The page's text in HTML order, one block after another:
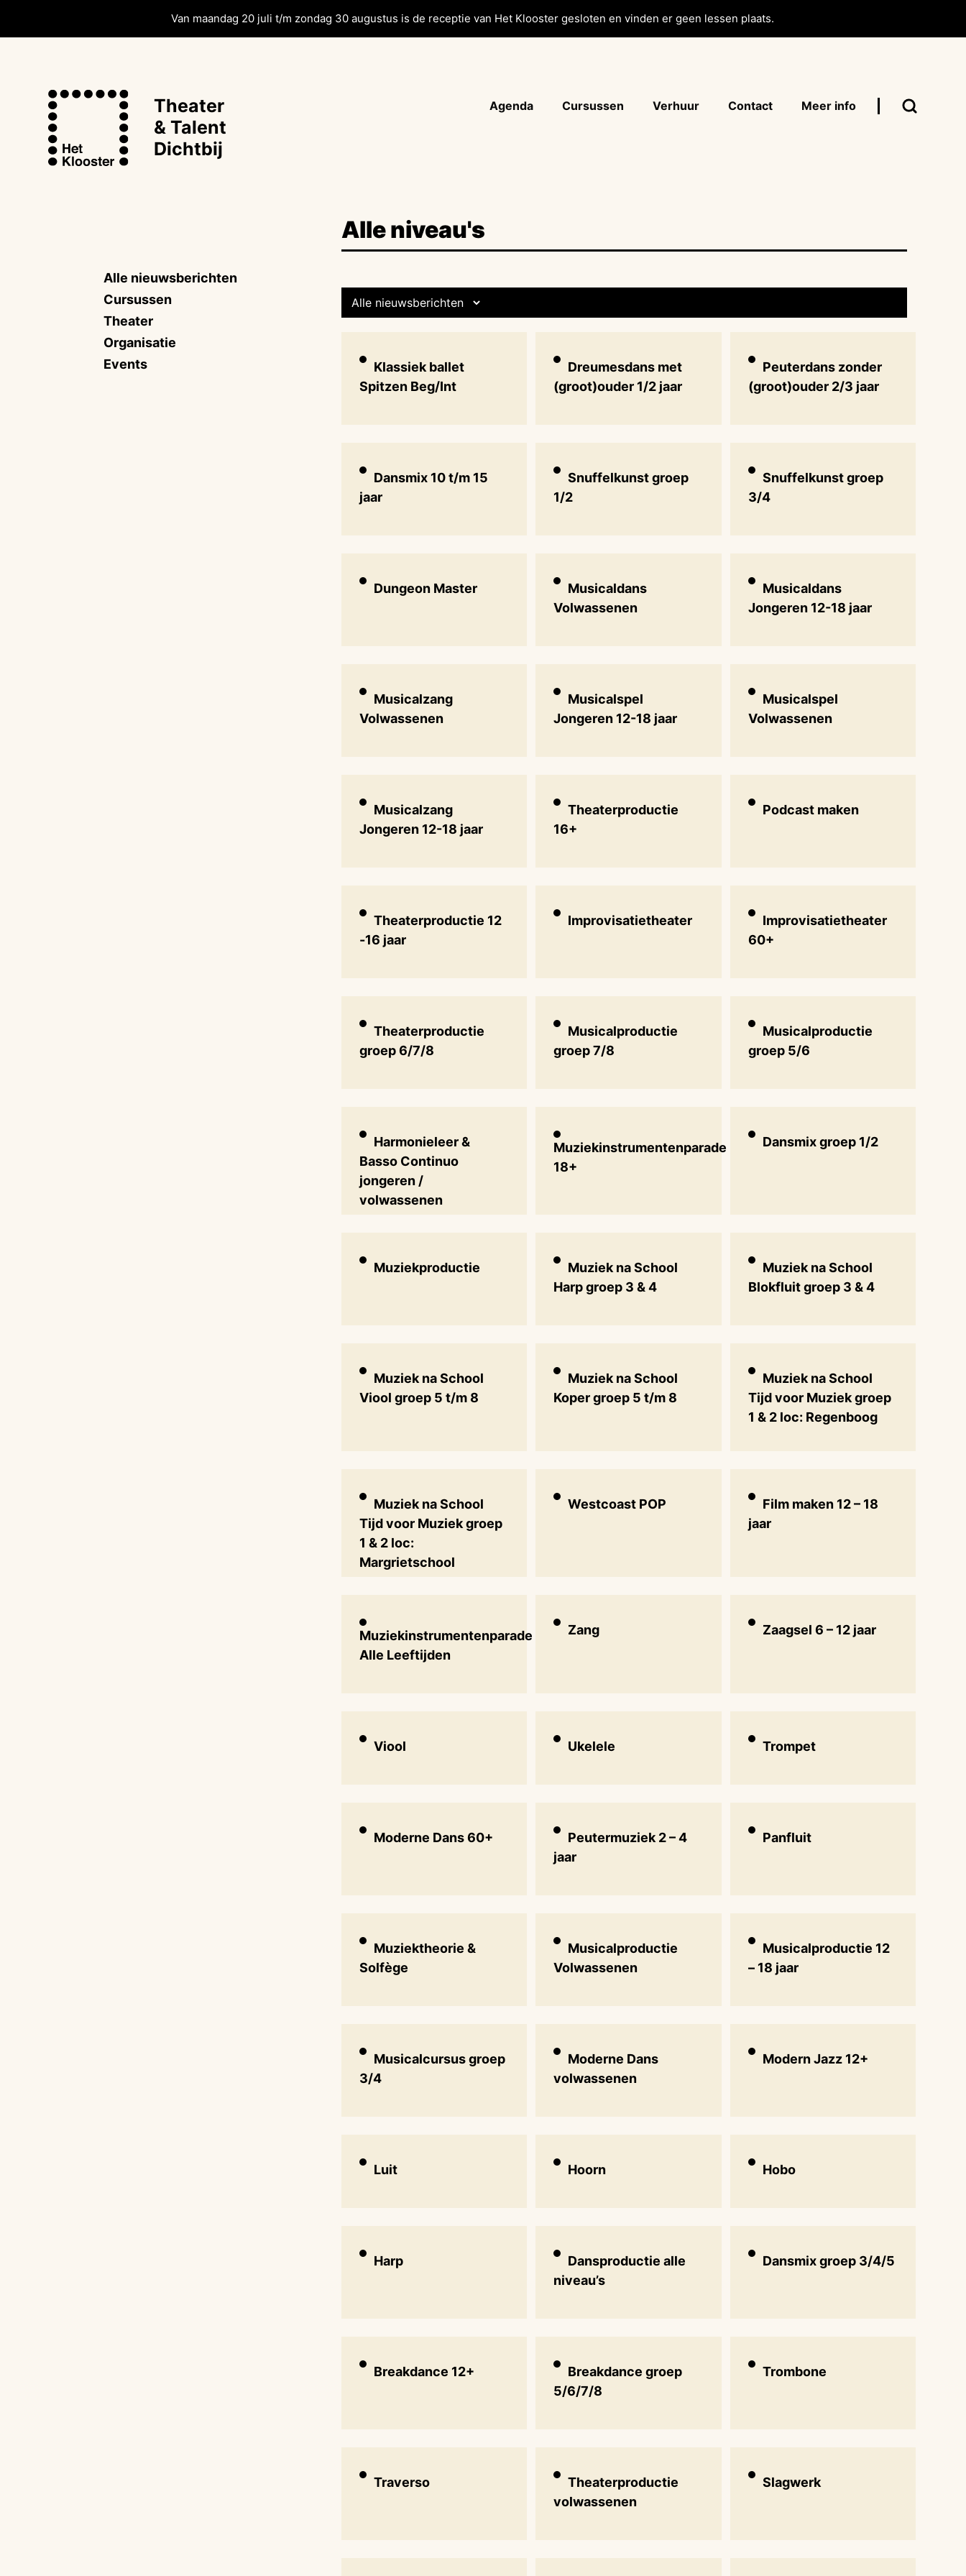
Van maandag 20 juli t/m zondag 30 augustus is de receptie van Het Klooster gesloten en vinden er geen lessen plaats.
Theater
& Talent
Dichtbij
Agenda Cursussen Verhuur Contact Meer info
Alle nieuwsberichten
Cursussen
Theater
Organisatie
Events
Alle niveau's
Klassiek ballet
Spitzen Beg/Int
Dreumesdans met
(groot)ouder 1/2 jaar
Peuterdans zonder
(groot)ouder 2/3 jaar
Dansmix 10 t/m 15
jaar
Snuffelkunst groep
1/2
Snuffelkunst groep
3/4
Dungeon Master
Musicaldans
Volwassenen
Musicaldans
Jongeren 12-18 jaar
Musicalzang
Volwassenen
Musicalspel
Jongeren 12-18 jaar
Musicalspel
Volwassenen
Musicalzang
Jongeren 12-18 jaar
Theaterproductie
16+
Podcast maken
Theaterproductie 12
-16 jaar
Improvisatietheater
Improvisatietheater
60+
Theaterproductie
groep 6/7/8
Musicalproductie
groep 7/8
Musicalproductie
groep 5/6
Harmonieleer &
Basso Continuo
jongeren /
volwassenen
Muziekinstrumentenparade
18+
Dansmix groep 1/2
Muziekproductie
Muziek na School
Harp groep 3 & 4
Muziek na School
Blokfluit groep 3 & 4
Muziek na School
Viool groep 5 t/m 8
Muziek na School
Koper groep 5 t/m 8
Muziek na School
Tijd voor Muziek groep
1 & 2 loc: Regenboog
Muziek na School
Tijd voor Muziek groep
1 & 2 loc:
Margrietschool
Westcoast POP
Film maken 12 – 18
jaar
Muziekinstrumentenparade
Alle Leeftijden
Zang Zaagsel 6 – 12 jaar
Viool Ukelele Trompet
Moderne Dans 60+
Peutermuziek 2 – 4
jaar
Panfluit
Muziektheorie &
Solfège
Musicalproductie
Volwassenen
Musicalproductie 12
– 18 jaar
Musicalcursus groep
3/4
Moderne Dans
volwassenen
Modern Jazz 12+
Luit Hoorn Hobo
Harp
Dansproductie alle
niveau’s
Dansmix groep 3/4/5
Breakdance 12+
Breakdance groep
5/6/7/8
Trombone
Traverso
Theaterproductie
volwassenen
Slagwerk